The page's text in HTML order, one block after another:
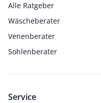
Alle Ratgeber
Wäscheberater
Venenberater
Sohlenberater
Service